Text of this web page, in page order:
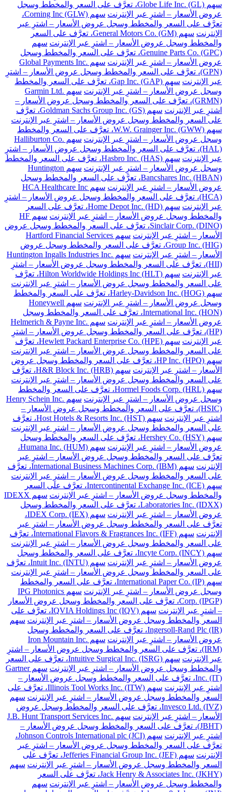
سهم Globe Life Inc. (GL)، تعرَّف على السعر والمخطط وسجل
عروض الأسعار – اشترِ عبر الإنترنت
سهم Corning Inc (GLW)،
تعرَّف على السعر والمخطط وسجل عروض الأسعار – اشترِ عبر
الإنترنت
سهم General Motors Co. (GM)، تعرَّف على السعر
والمخطط وسجل عروض الأسعار – اشترِ عبر الإنترنت سهم
Genuine Parts Co. (GPC)، تعرَّف على السعر والمخطط وسجل
عروض الأسعار – اشترِ عبر الإنترنت
سهم Global Payments Inc.
(GPN)، تعرَّف على السعر والمخطط وسجل عروض الأسعار – اشترِ
عبر الإنترنت
سهم Gap Inc. (GAP)، تعرَّف على السعر والمخطط
وسجل عروض الأسعار – اشترِ عبر الإنترنت
سهم Garmin Ltd.
(GRMN)، تعرَّف على السعر والمخطط وسجل عروض الأسعار –
اشترِ عبر الإنترنت
سهم Goldman Sachs Group Inc. (GS)، تعرَّف
على السعر والمخطط وسجل عروض الأسعار – اشترِ عبر الإنترنت
سهم W.W. Grainger Inc. (GWW)، تعرَّف على السعر والمخطط
وسجل عروض الأسعار – اشترِ عبر الإنترنت
سهم Halliburton Co.
(HAL)، تعرَّف على السعر والمخطط وسجل عروض الأسعار – اشترِ
عبر الإنترنت
سهم Hasbro Inc. (HAS)، تعرَّف على السعر والمخطط
وسجل عروض الأسعار – اشترِ عبر الإنترنت
سهم Huntington
Bancshares Inc. (HBAN)، تعرَّف على السعر والمخطط وسجل
عروض الأسعار – اشترِ عبر الإنترنت
سهم HCA Healthcare Inc
(HCA)، تعرَّف على السعر والمخطط وسجل عروض الأسعار – اشترِ
عبر الإنترنت
سهم Home Depot Inc. (HD)، تعرَّف على السعر
والمخطط وسجل عروض الأسعار – اشترِ عبر الإنترنت
سهم HF
Sinclair Corp. (DINO)، تعرَّف على السعر والمخطط وسجل عروض
الأسعار – اشترِ عبر الإنترنت
سهم Hartford Financial Services
Group Inc. (HIG)، تعرَّف على السعر والمخطط وسجل عروض
الأسعار – اشترِ عبر الإنترنت
سهم Huntington Ingalls Industries Inc.
(HII)، تعرَّف على السعر والمخطط وسجل عروض الأسعار – اشترِ
عبر الإنترنت
سهم Hilton Worldwide Holdings Inc (HLT)، تعرَّف
على السعر والمخطط وسجل عروض الأسعار – اشترِ عبر الإنترنت
سهم Harley-Davidson Inc. (HOG)، تعرَّف على السعر والمخطط
وسجل عروض الأسعار – اشترِ عبر الإنترنت
سهم Honeywell
International Inc. (HON)، تعرَّف على السعر والمخطط وسجل
عروض الأسعار – اشترِ عبر الإنترنت
سهم Helmerich & Payne Inc.
(HP)، تعرَّف على السعر والمخطط وسجل عروض الأسعار – اشترِ
عبر الإنترنت
سهم Hewlett Packard Enterprise Co. (HPE)، تعرَّف
على السعر والمخطط وسجل عروض الأسعار – اشترِ عبر الإنترنت
سهم HP Inc. (HPQ)، تعرَّف على السعر والمخطط وسجل عروض
الأسعار – اشترِ عبر الإنترنت
سهم H&R Block Inc. (HRB)، تعرَّف
على السعر والمخطط وسجل عروض الأسعار – اشترِ عبر الإنترنت
سهم Hormel Foods Corp. (HRL)، تعرَّف على السعر والمخطط
وسجل عروض الأسعار – اشترِ عبر الإنترنت
سهم Henry Schein Inc.
(HSIC)، تعرَّف على السعر والمخطط وسجل عروض الأسعار –
اشترِ عبر الإنترنت
سهم Host Hotels & Resorts Inc. (HST)، تعرَّف
على السعر والمخطط وسجل عروض الأسعار – اشترِ عبر الإنترنت
سهم Hershey Co. (HSY)، تعرَّف على السعر والمخطط وسجل
عروض الأسعار – اشترِ عبر الإنترنت
سهم Humana Inc. (HUM)،
تعرَّف على السعر والمخطط وسجل عروض الأسعار – اشترِ عبر
الإنترنت
سهم International Business Machines Corp. (IBM)، تعرَّف
على السعر والمخطط وسجل عروض الأسعار – اشترِ عبر الإنترنت
سهم Intercontinental Exchange Inc. (ICE)، تعرَّف على السعر
والمخطط وسجل عروض الأسعار – اشترِ عبر الإنترنت
سهم IDEXX
Laboratories Inc. (IDXX)، تعرَّف على السعر والمخطط وسجل
عروض الأسعار – اشترِ عبر الإنترنت
سهم IDEX Corp. (IEX)،
تعرَّف على السعر والمخطط وسجل عروض الأسعار – اشترِ عبر
الإنترنت
سهم International Flavors & Fragrances Inc. (IFF)، تعرَّف
على السعر والمخطط وسجل عروض الأسعار – اشترِ عبر الإنترنت
سهم Incyte Corp. (INCY)، تعرَّف على السعر والمخطط وسجل
عروض الأسعار – اشترِ عبر الإنترنت
سهم Intuit Inc. (INTU)، تعرَّف
على السعر والمخطط وسجل عروض الأسعار – اشترِ عبر الإنترنت
سهم International Paper Co. (IP)، تعرَّف على السعر والمخطط
وسجل عروض الأسعار – اشترِ عبر الإنترنت
سهم IPG Photonics
Corp. (IPGP)، تعرَّف على السعر والمخطط وسجل عروض الأسعار
– اشترِ عبر الإنترنت
سهم IQVIA Holdings Inc (IQV)، تعرَّف على
السعر والمخطط وسجل عروض الأسعار – اشترِ عبر الإنترنت سهم
Ingersoll-Rand Plc (IR)، تعرَّف على السعر والمخطط وسجل
عروض الأسعار – اشترِ عبر الإنترنت
سهم Iron Mountain Inc.
(IRM)، تعرَّف على السعر والمخطط وسجل عروض الأسعار – اشترِ
عبر الإنترنت
سهم Intuitive Surgical Inc. (ISRG)، تعرَّف على السعر
والمخطط وسجل عروض الأسعار – اشترِ عبر الإنترنت
سهم Gartner
Inc. (IT)، تعرَّف على السعر والمخطط وسجل عروض الأسعار –
اشترِ عبر الإنترنت
سهم Illinois Tool Works Inc. (ITW)، تعرَّف على
السعر والمخطط وسجل عروض الأسعار – اشترِ عبر الإنترنت سهم
Invesco Ltd. (IVZ)، تعرَّف على السعر والمخطط وسجل عروض
الأسعار – اشترِ عبر الإنترنت
سهم J.B. Hunt Transport Services Inc.
(JBHT)، تعرَّف على السعر والمخطط وسجل عروض الأسعار –
اشترِ عبر الإنترنت
سهم Johnson Controls International plc (JCI)،
تعرَّف على السعر والمخطط وسجل عروض الأسعار – اشترِ عبر
الإنترنت
سهم Jefferies Financial Group Inc. (JEF)، تعرَّف على
السعر والمخطط وسجل عروض الأسعار – اشترِ عبر الإنترنت سهم
Jack Henry & Associates Inc. (JKHY)، تعرَّف على السعر
والمخطط وسجل عروض الأسعار – اشترِ عبر الإنترنت سهم